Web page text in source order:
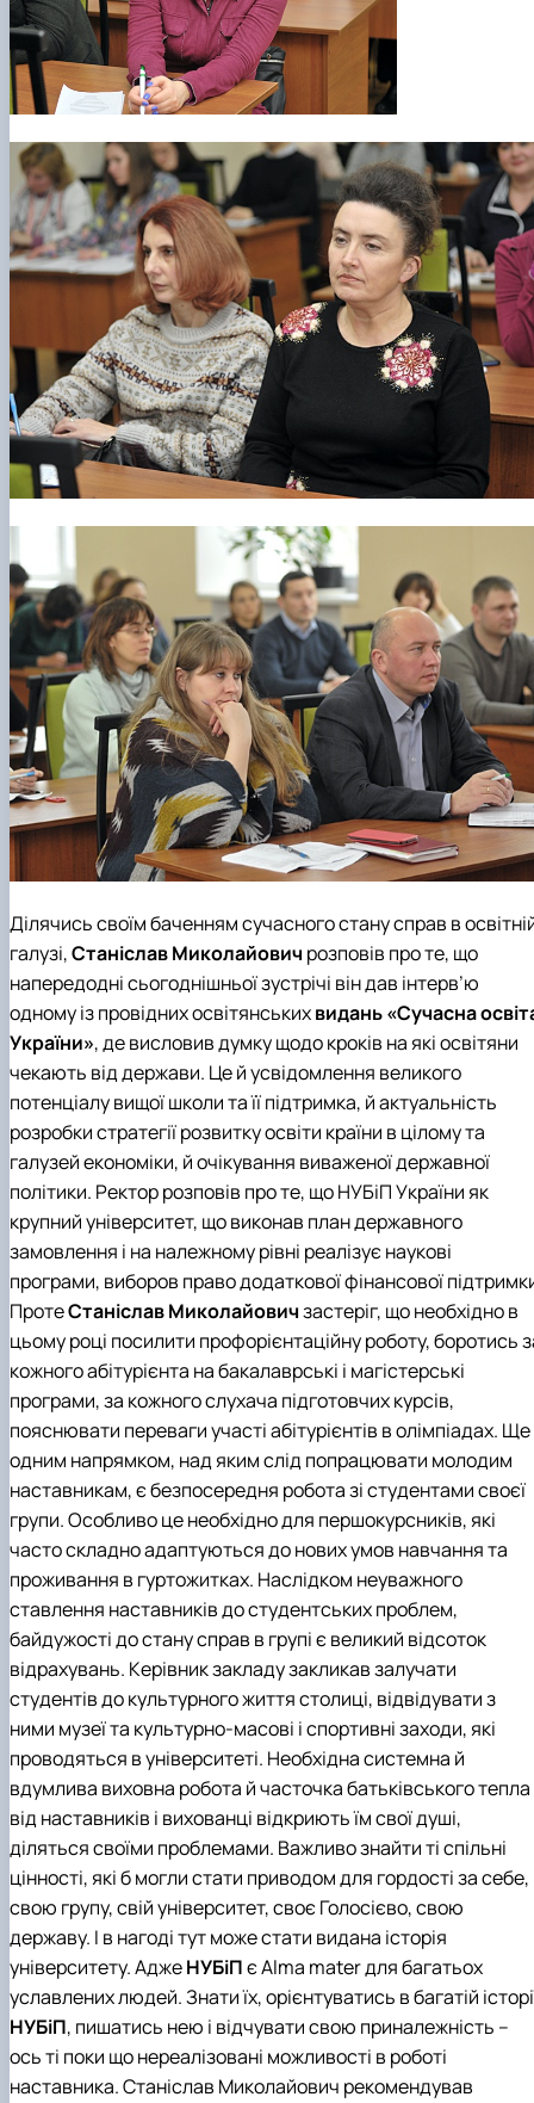
Ділячись своїм баченням сучасного стану справ в
галузі,Станіслав Миколайовичрозповів про те, що
напередодні сьогоднішньої зустрічі він дав інтерв’ю
одному із провідних освітянськихвидань «Сучасна
України», де висловив думку щодо кроків на які освітяни
чекають від держави. Це й усвідомлення великого
потенціалу вищої школи та її підтримка, й актуальність
розробки стратегії розвитку освіти країни в цілому та
галузей економіки, й очікування виваженої державної
політики. Ректор розповів про те, що НУБіП України як
крупний університет, що виконав план державного
замовлення і на належному рівні реалізує наукові
програми, виборов право додаткової фінансової
ПротеСтаніслав Миколайовичзастеріг, що необхідно в
цьому році посилити профорієнтаційну роботу, боротись
кожного абітурієнта на бакалаврські і магістерські
програми, за кожного слухача підготовчих курсів,
пояснювати переваги участі абітурієнтів в олімпіадах. Ще
одним напрямком, над яким слід попрацювати молодим
наставникам, є безпосередня робота зі студентами своєї
групи. Особливо це необхідно для першокурсників, які
часто складно адаптуються до нових умов навчання та
проживання в гуртожитках. Наслідком неуважного
ставлення наставників до студентських проблем,
байдужості до стану справ в групі є великий відсоток
відрахувань. Керівник закладу закликав залучати
студентів до культурного життя столиці, відвідувати з
ними музеї та культурно-масові і спортивні заходи, які
проводяться в університеті. Необхідна системна й
вдумлива виховна робота й часточка батьківського тепла
від наставників і вихованці відкриють їм свої душі,
діляться своїми проблемами. Важливо знайти ті спільні
цінності, які б могли стати приводом для гордості за себе,
свою групу, свій університет, своє Голосієво, свою
державу. І в нагоді тут може стати видана історія
університету. АджеНУБіПє Аlma mater для багатьох
уславлених людей. Знати їх, орієнтуватись в багатій
НУБіП, пишатись нею і відчувати свою приналежність –
ось ті поки що нереалізовані можливості в роботі
наставника. Станіслав Миколайович рекомендував